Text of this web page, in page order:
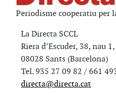
Periodisme cooperatiu per
La Directa SCCL
Riera d’Escuder, 38, nau
08028 Sants (Barcelona)
Tel. 935 27 09 82 / 661
directa@directa.cat